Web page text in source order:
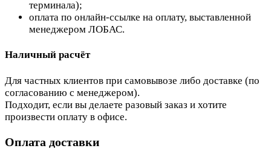
терминала);
оплата по онлайн-ссылке на оплату, выставленной
менеджером ЛОБАС.
Наличный расчёт
Для частных клиентов при самовывозе либо доставке (по
согласованию с менеджером).
Подходит, если вы делаете разовый заказ и хотите
произвести оплату в офисе.
Оплата доставки